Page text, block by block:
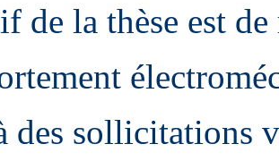
de la thèse est
des sollicitations